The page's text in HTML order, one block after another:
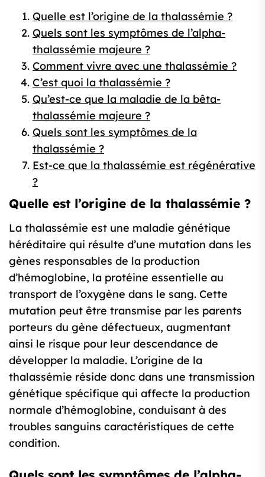
Quelle est l’origine de la thalassémie ?
Quels sont les symptômes de l’alpha-
thalassémie majeure ?
Comment vivre avec une thalassémie ?
C’est quoi la thalassémie ?
Qu’est-ce que la maladie de la bêta-
thalassémie majeure ?
Quels sont les symptômes de la
thalassémie ?
Est-ce que la thalassémie est régénérative
?
Quelle est l’origine de la thalassémie ?
La thalassémie est une maladie génétique
héréditaire qui résulte d’une mutation dans les
gènes responsables de la production
d’hémoglobine, la protéine essentielle au
transport de l’oxygène dans le sang. Cette
mutation peut être transmise par les parents
porteurs du gène défectueux, augmentant
ainsi le risque pour leur descendance de
développer la maladie. L’origine de la
thalassémie réside donc dans une transmission
génétique spécifique qui affecte la production
normale d’hémoglobine, conduisant à des
troubles sanguins caractéristiques de cette
condition.